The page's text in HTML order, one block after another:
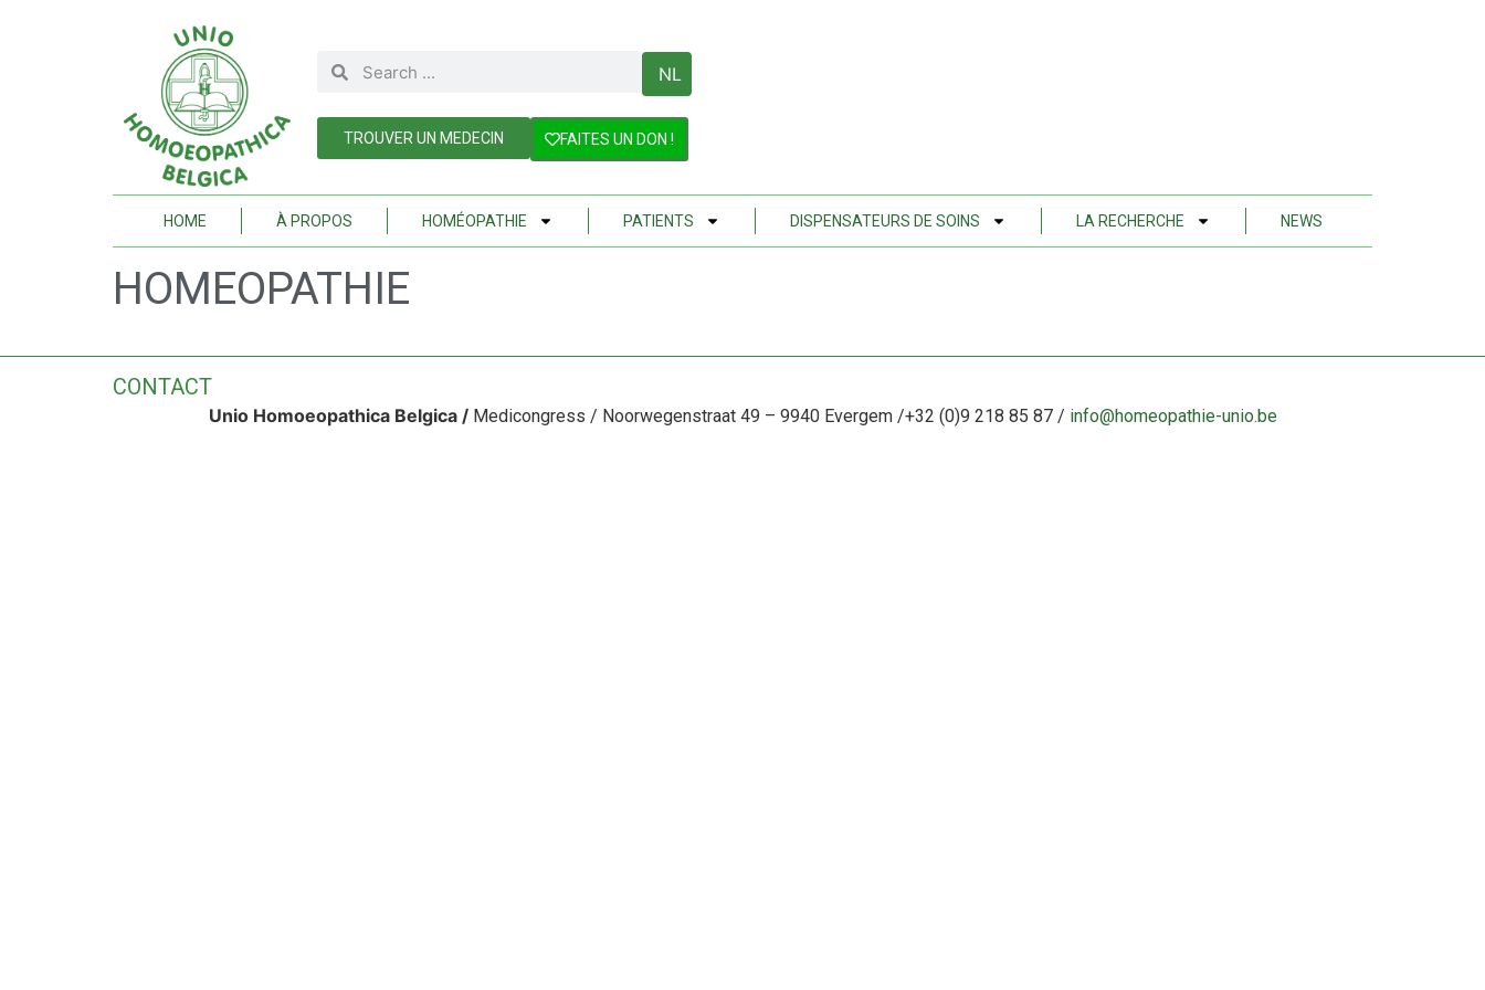
NL
TROUVER UN MEDECIN FAITES UN DON !
HOME À PROPOS HOMÉOPATHIE PATIENTS DISPENSATEURS DE SOINS LA RECHERCHE NEWS
HOMEOPATHIE
CONTACT
Unio Homoeopathica Belgica / Medicongress / Noorwegenstraat 49 – 9940 Evergem /+32 (0)9 218 85 87/ info@homeopathie-unio.be